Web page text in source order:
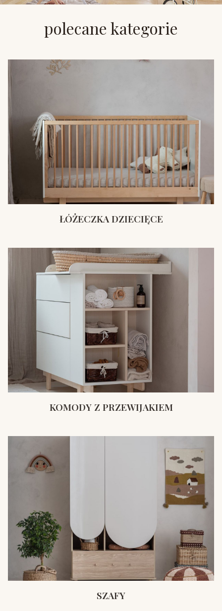
polecane kategorie
ŁÓŻECZKA DZIECIĘCE
KOMODY Z PRZEWIJAKIEM
SZAFY